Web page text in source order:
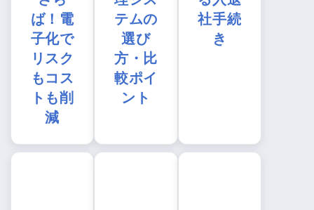
ば！電
子化で
リスク
もコス
トも削
減
テムの
選び
方・比
較ポイ
ント
社手続
き